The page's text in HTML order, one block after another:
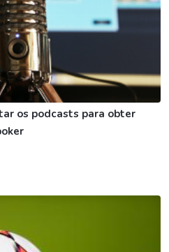
os podcasts para obter